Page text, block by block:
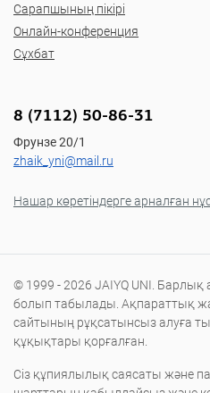
Сарапшының пікірі
Онлайн-конференция
Сұхбат
8 (7112) 50-86-31
Фрунзе 20/1
zhaik_yni@mail.ru
Нашар көретіндерге арналған
© 1999 - 2026 JAIYQ UNI. Барлық
болып табылады. Ақпараттық
сайтының рұқсатынсыз алуға
құқықтары қорғалған.
Сіз құпиялылық саясаты және